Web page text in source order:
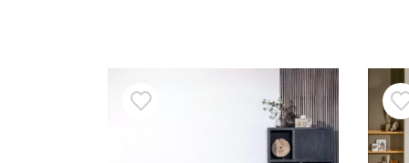
Toevoegen aan verlanglijstje
Verwijderen van verlanglijst